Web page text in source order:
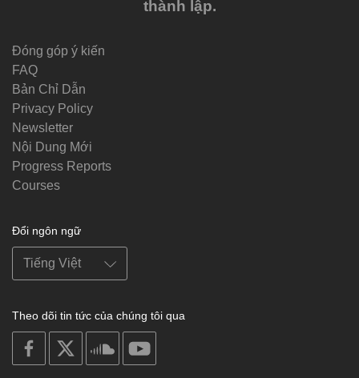
thành lập.
Đóng góp ý kiến
FAQ
Bản Chỉ Dẫn
Privacy Policy
Newsletter
Nội Dung Mới
Progress Reports
Courses
Đổi ngôn ngữ
Theo dõi tin tức của chúng tôi qua
on
facebook
soundcloud